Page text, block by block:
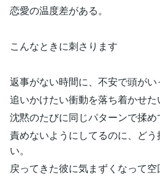
恋愛の温度差がある。
こんなときに刺さります
返事がない時間に、不安で頭がい
追いかけたい衝動を落ち着かせた
沈黙のたびに同じパターンで揉め
責めないようにしてるのに、ど
い。
戻ってきた彼に気まずくなって空